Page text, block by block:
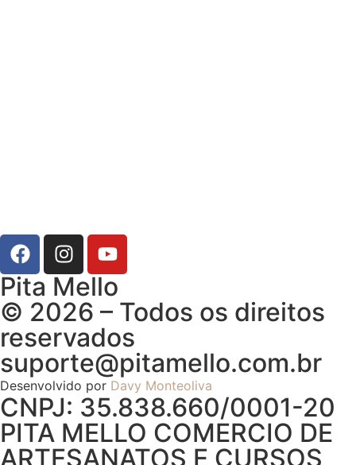
Pita Mello
© 2026 – Todos os direitos
reservados
suporte@pitamello.com.br
Desenvolvido por Davy Monteoliva
CNPJ: 35.838.660/0001-20
PITA MELLO COMERCIO DE
ARTESANATOS E CURSOS